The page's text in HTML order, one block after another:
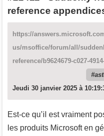
reference
https://
us/msoffice/forum/all/
reference/b9624679-c027-
Jeudi 30 janvier 2025 à
Est-ce qu’il est vraiment
les produits Microsoft en